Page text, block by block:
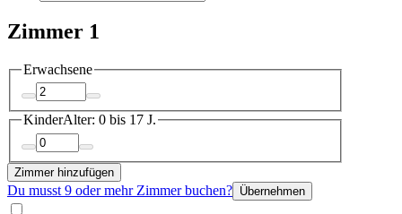
Zimmer 1
Erwachsene
KinderAlter: 0 bis 17 J.
Zimmer hinzufügen
Du musst 9 oder mehr Zimmer buchen? Übernehmen